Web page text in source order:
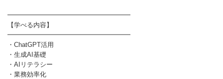
━━━━━━━━━━━━━━━━━━━
【学べる内容】
━━━━━━━━━━━━━━━━━━━
・ChatGPT活用
・生成AI基礎
・AIリテラシー
・業務効率化